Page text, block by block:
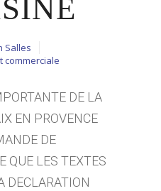
Salles
commerciale
DE LA
EN PROVENCE
DE
QUE LES TEXTES
DECLARATION